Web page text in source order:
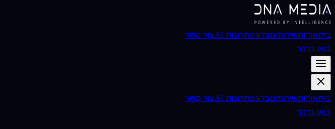
ביתאודותשירותיםבלוגפתרונות AI
צור קשר
בואו נדבר
ביתאודותשירותיםבלוגפתרונות AI
צור קשר
בואו נדבר